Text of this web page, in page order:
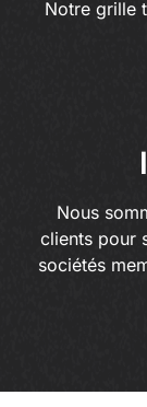
Notre grille
Nous
clients pour
sociétés